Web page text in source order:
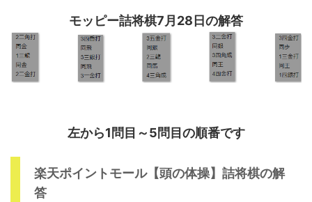
モッピー詰将棋7月28日の解答
左から1問目～5問目の順番です
楽天ポイントモール【頭の体操】詰将棋の解
答